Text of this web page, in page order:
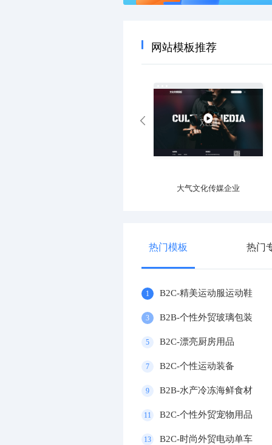
网站模板推荐
大气文化传媒企业
热门模板 热门
1 B2C-精美运动服运动鞋
3 B2B-个性外贸玻璃包装
5 B2C-漂亮厨房用品
7 B2C-个性运动装备
9 B2B-水产冷冻海鲜食材
11 B2C-个性外贸宠物用品
13 B2C-时尚外贸电动单车